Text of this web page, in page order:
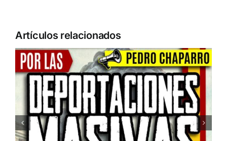
Artículos relacionados
Acto en Barcelona: España y
Serbia contra el separatismo
globalista
11 DE SEPTIEMBRE: DN EN BARCELONA